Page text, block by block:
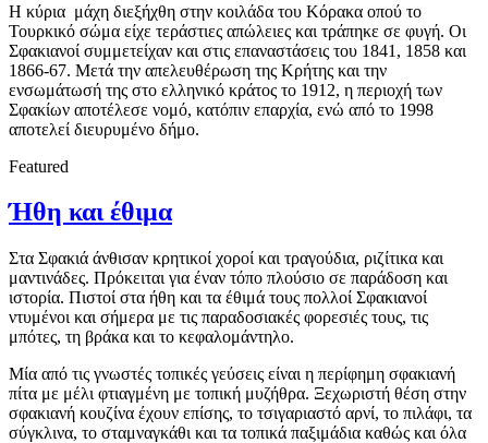
Η κύρια μάχη διεξήχθη στην κοιλάδα του Κόρακα οπού το
Τουρκικό σώμα είχε τεράστιες απώλειες και τράπηκε σε φυγή. Οι
Σφακιανοί συμμετείχαν και στις επαναστάσεις του 1841, 1858 και
1866-67. Μετά την απελευθέρωση της Κρήτης και την
ενσωμάτωσή της στο ελληνικό κράτος το 1912, η περιοχή των
Σφακίων αποτέλεσε νομό, κατόπιν επαρχία, ενώ από το 1998
αποτελεί διευρυμένο δήμο.
Featured
Ήθη και έθιμα
Στα Σφακιά άνθισαν κρητικοί χοροί και τραγούδια, ριζίτικα και
μαντινάδες. Πρόκειται για έναν τόπο πλούσιο σε παράδοση και
ιστορία. Πιστοί στα ήθη και τα έθιμά τους πολλοί Σφακιανοί
ντυμένοι και σήμερα με τις παραδοσιακές φορεσιές τους, τις
μπότες, τη βράκα και το κεφαλομάντηλο.
Μία από τις γνωστές τοπικές γεύσεις είναι η περίφημη σφακιανή
πίτα με μέλι φτιαγμένη με τοπική μυζήθρα. Ξεχωριστή θέση στην
σφακιανή κουζίνα έχουν επίσης, το τσιγαριαστό αρνί, το πιλάφι, τα
σύγκλινα, το σταμναγκάθι και τα τοπικά παξιμάδια καθώς και όλα